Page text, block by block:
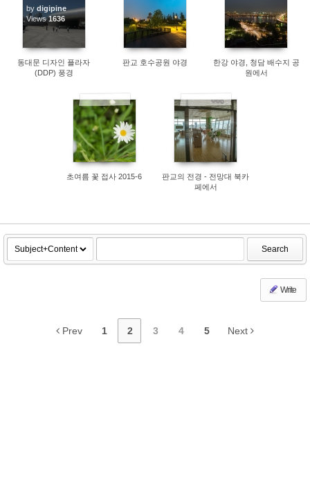
bydigipine
Views1636
동대문 디자인 플라자
(DDP) 풍경
1766
판교 호수공원 야경
1513
한강 야경, 청담 배수지 공
원에서
1207
초여름 꽃 접사 2015-6
1216
판교의 전경 - 전망대 북카
페에서
Search
Write
Prev 1 2 3 4 5 Next